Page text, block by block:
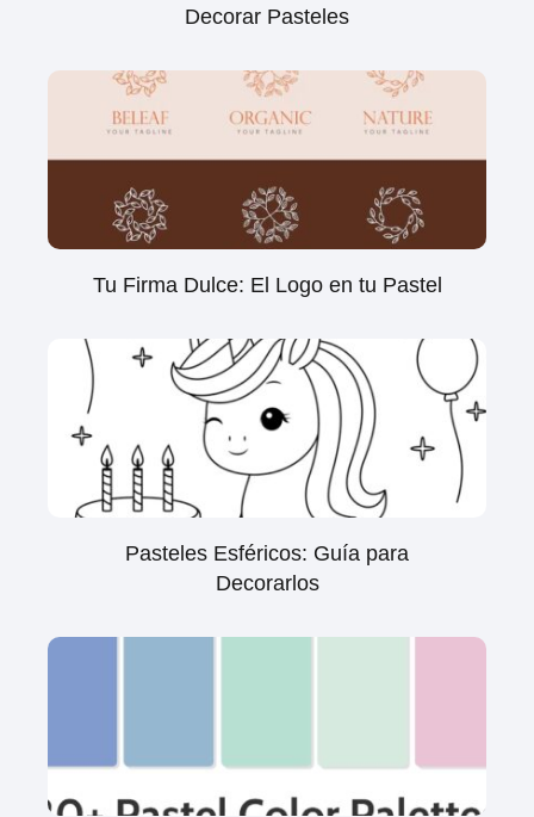
Decorar Pasteles
Tu Firma Dulce: El Logo en tu Pastel
Pasteles Esféricos: Guía para
Decorarlos